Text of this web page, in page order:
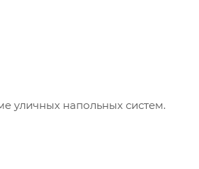
уличных напольных систем.